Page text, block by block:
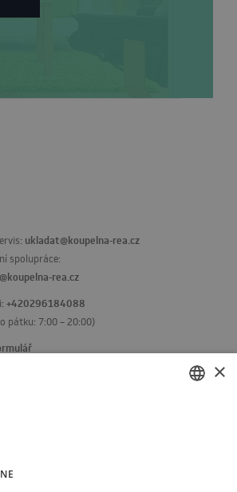
ukladat@koupelna-rea.cz
spolupráce:
rea.cz
+420296184088
pátku: 7:00 – 20:00)
×